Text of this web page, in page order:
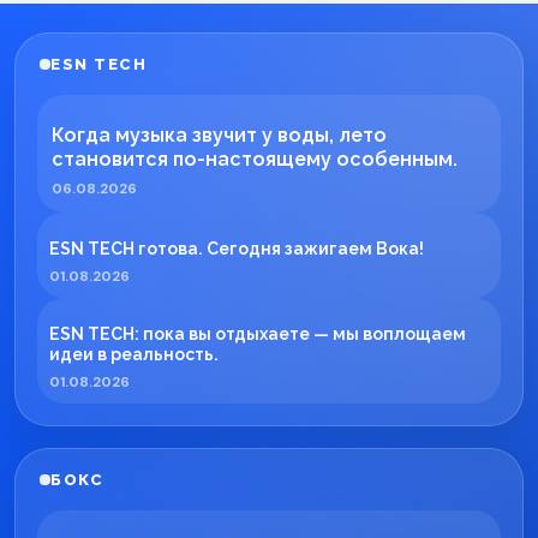
ESN TECH
Когда музыка звучит у воды, лето
становится по-настоящему особенным.
06.08.2026
ESN TECH готова. Сегодня зажигаем Вока!
01.08.2026
ESN TECH: пока вы отдыхаете — мы воплощаем
идеи в реальность.
01.08.2026
БОКС